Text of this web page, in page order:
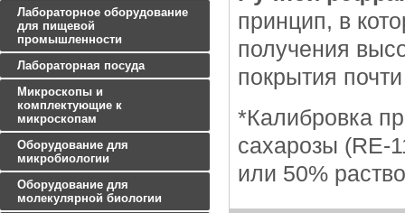
принцип, в
получения
покрытия
*Калибровка
сахарозы (RE-
или 50%
Лабораторное оборудование
для пищевой
промышленности
Лабораторная посуда
Микроскопы и
комплектующие к
микроскопам
Оборудование для
микробиологии
Оборудование для
молекулярной биологии